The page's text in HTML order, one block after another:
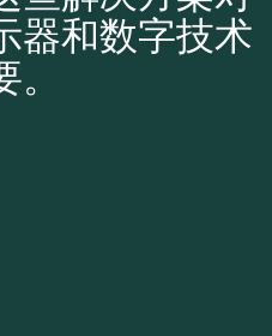
器和数字技术